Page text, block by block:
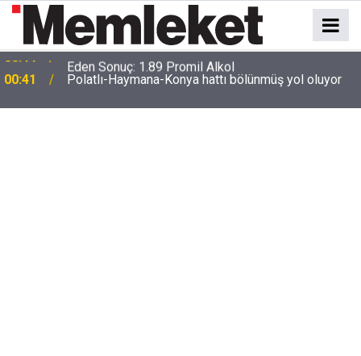
00:41 Polatlı-Haymana-Konya hattı bölünmüş yol oluyor